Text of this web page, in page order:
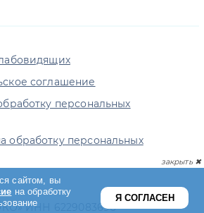
соглашение
персональных
обработку персональных
ИНН 6229083696